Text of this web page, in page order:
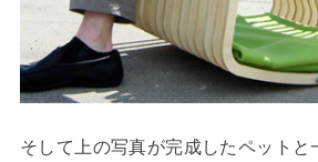
そして上の写真が完成したペット